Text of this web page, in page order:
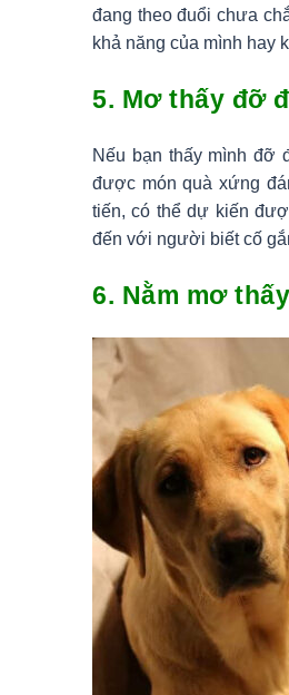
đang theo đuổi chưa
khả năng của mình hay
5. Mơ thấy đỡ
Nếu bạn thấy mình đỡ
được món quà xứng
tiến, có thể dự kiến
đến với người biết cố
6. Nằm mơ